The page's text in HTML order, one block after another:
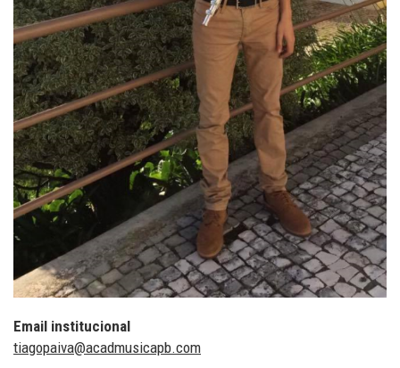
Email institucional
tiagopaiva@acadmusicapb.com